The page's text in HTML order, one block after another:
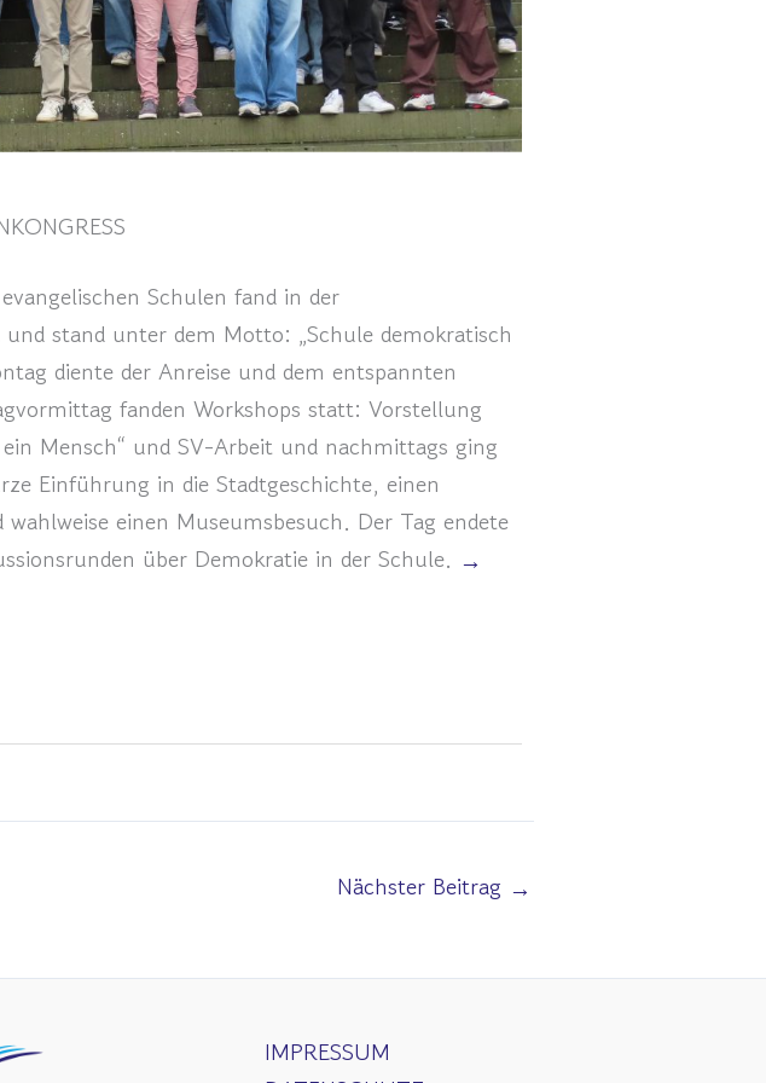
Schulen fand in der
stand unter dem Motto: „Schule demokratisch
diente der Anreise und dem entspannten
fanden Workshops statt: Vorstellung
Mensch“ und SV-Arbeit und nachmittags ging
Einführung in die Stadtgeschichte, einen
einen Museumsbesuch. Der Tag endete
über Demokratie in der Schule. →
Nächster Beitrag →
IMPRESSUM